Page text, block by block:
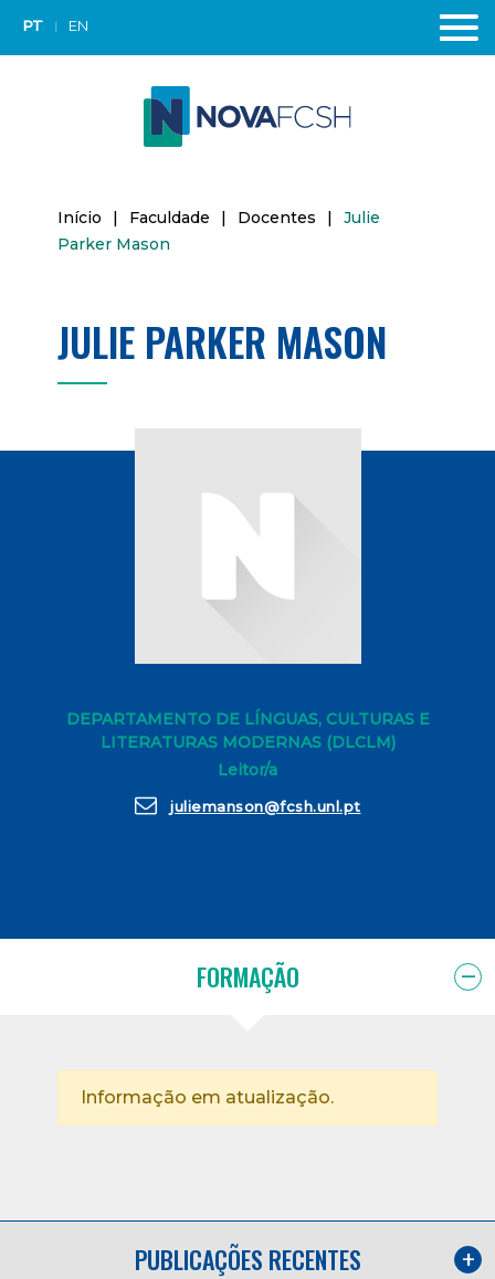
PT EN
Início | Faculdade | Docentes |
Julie
Parker Mason
JULIE PARKER MASON
DEPARTAMENTO DE LÍNGUAS, CULTURAS E
LITERATURAS MODERNAS (DLCLM)
Leitor/a
juliemanson@fcsh.unl.pt
FORMAÇÃO
Informação em atualização.
PUBLICAÇÕES RECENTES